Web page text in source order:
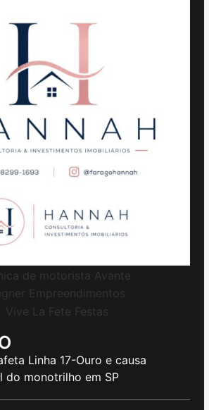
Linha 17-Ouro e causa
do monotrilho em SP